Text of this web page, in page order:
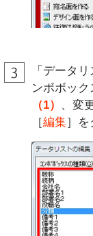
「データ
ンボボッ
（1）
、変
［編集］を